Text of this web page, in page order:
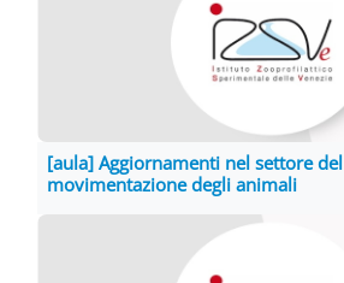
[aula] Aggiornamenti nel settore
movimentazione degli animali